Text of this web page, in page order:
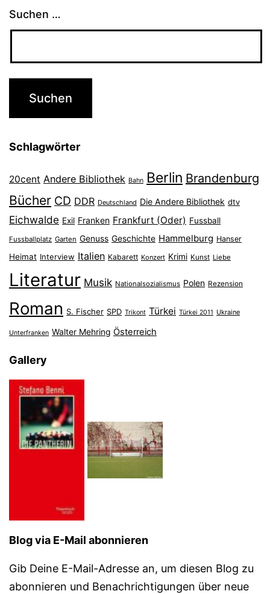
Suchen …
Schlagwörter
20cent Andere Bibliothek Bahn Berlin Brandenburg
Bücher CD DDR Deutschland Die Andere Bibliothek dtv
Eichwalde Exil Franken Frankfurt (Oder) Fussball
Fussballplatz Garten Genuss Geschichte Hammelburg Hanser
Heimat Interview Italien Kabarett Konzert Krimi Kunst Liebe
Literatur Musik Nationalsozialismus Polen Rezension
Roman S. Fischer SPD Trikont Türkei Türkei 2011 Ukraine
Unterfranken Walter Mehring Österreich
Gallery
Blog via E-Mail abonnieren
Gib Deine E-Mail-Adresse an, um diesen Blog zu
abonnieren und Benachrichtigungen über neue